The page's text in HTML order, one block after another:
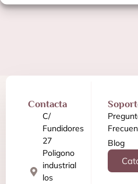
Contacta
C/
Fundidores
27
Poligono
industrial
los
Blog